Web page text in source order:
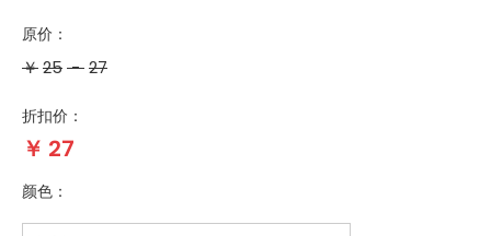
原价：
￥25-27
折扣价：
￥ 27
颜色：